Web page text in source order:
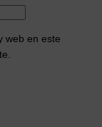
web en este